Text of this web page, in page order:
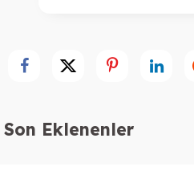
Eklenenler